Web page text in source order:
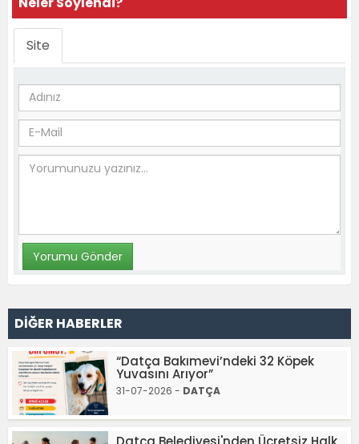
Site
DİĞER HABERLER
“Datça Bakımevi’ndeki 32 Köpek
Yuvasını Arıyor”
31-07-2026 - DATÇA